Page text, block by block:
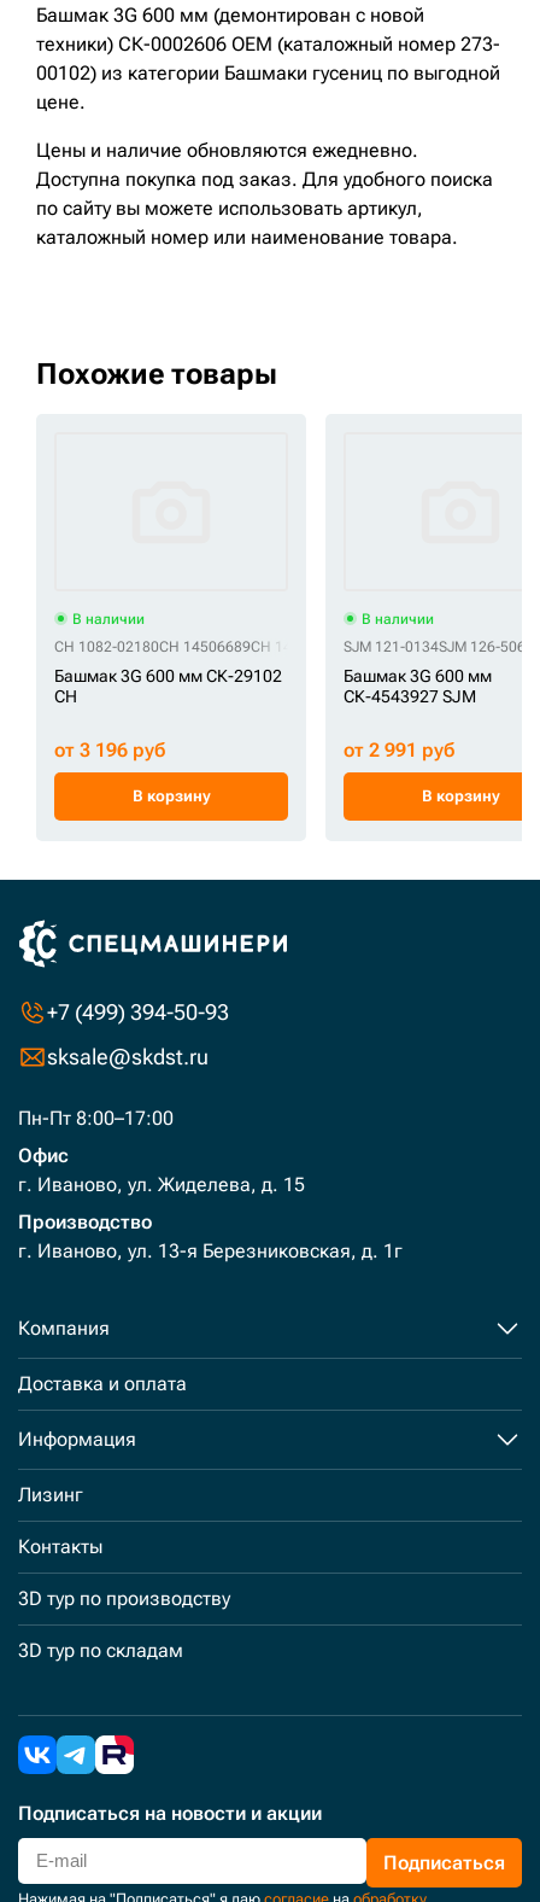
Башмак 3G 600 мм (демонтирован с новой
техники) СК-0002606 OEM (каталожный номер 273-
00102) из категории Башмаки гусениц по выгодной
цене.
Цены и наличие обновляются ежедневно.
Доступна покупка под заказ. Для удобного поиска
по сайту вы можете использовать артикул,
каталожный номер или наименование товара.
Похожие товары
В наличии
CH 1082-02180CH 14506689CH 14532341 CH 200106-00262D1CH
Башмак 3G 600 мм СК-29102
CH
от 3 196 руб
В корзину
В наличии
SJM 121-0134SJM 126-5062
Башмак 3G 600 мм
СК-4543927 SJM
от 2 991 руб
В корзину
+7 (499) 394-50-93
sksale@skdst.ru
Пн-Пт 8:00–17:00
Офис
г. Иваново, ул. Жиделева, д. 15
Производство
г. Иваново, ул. 13-я Березниковская, д. 1г
Компания
Доставка и оплата
Информация
Лизинг
Контакты
3D тур по производству
3D тур по складам
Подписаться на новости и акции
Подписаться